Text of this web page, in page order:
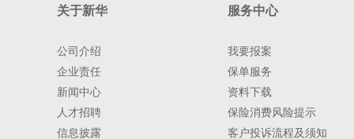
关于新华
公司介绍
企业责任
新闻中心
人才招聘
信息披露
服务中心
我要报案
保单服务
资料下载
保险消费风险提示
客户投诉流程及须知